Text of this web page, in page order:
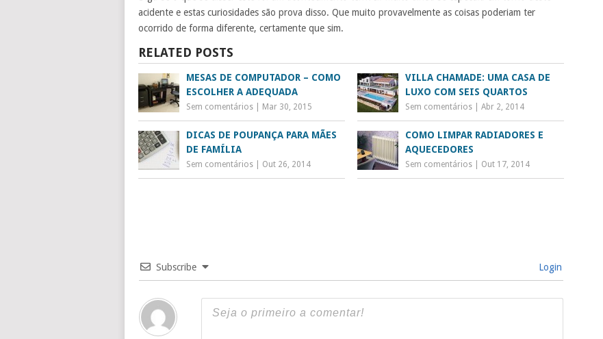
acidente e estas curiosidades são prova disso. Que muito provavelmente as coisas poderiam ter
ocorrido de forma diferente, certamente que sim.
RELATED POSTS
MESAS DE COMPUTADOR – COMO
ESCOLHER A ADEQUADA
Sem comentários Mar 30, 2015
VILLA CHAMADE: UMA CASA DE
LUXO COM SEIS QUARTOS
Sem comentários |Abr 2, 2014
DICAS DE POUPANÇA PARA MÃES
DE FAMÍLIA
Sem comentários Out 26, 2014
COMO LIMPAR RADIADORES E
AQUECEDORES
Sem comentários Out 17, 2014
Subscribe Login